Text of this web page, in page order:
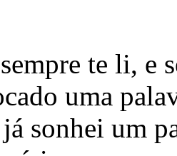
te li, e
uma
sonhei um